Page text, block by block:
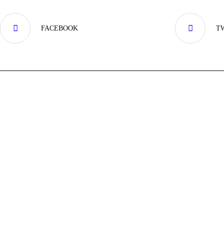
FACEBOOK